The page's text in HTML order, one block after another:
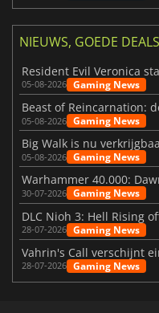
NIEUWS, GOEDE DEALS
05-08-2026 Gaming News
05-08-2026 Gaming News
05-08-2026 Gaming News
30-07-2026 Gaming News
DLC Nioh 3: Hell Rising
28-07-2026 Gaming News
28-07-2026 Gaming News